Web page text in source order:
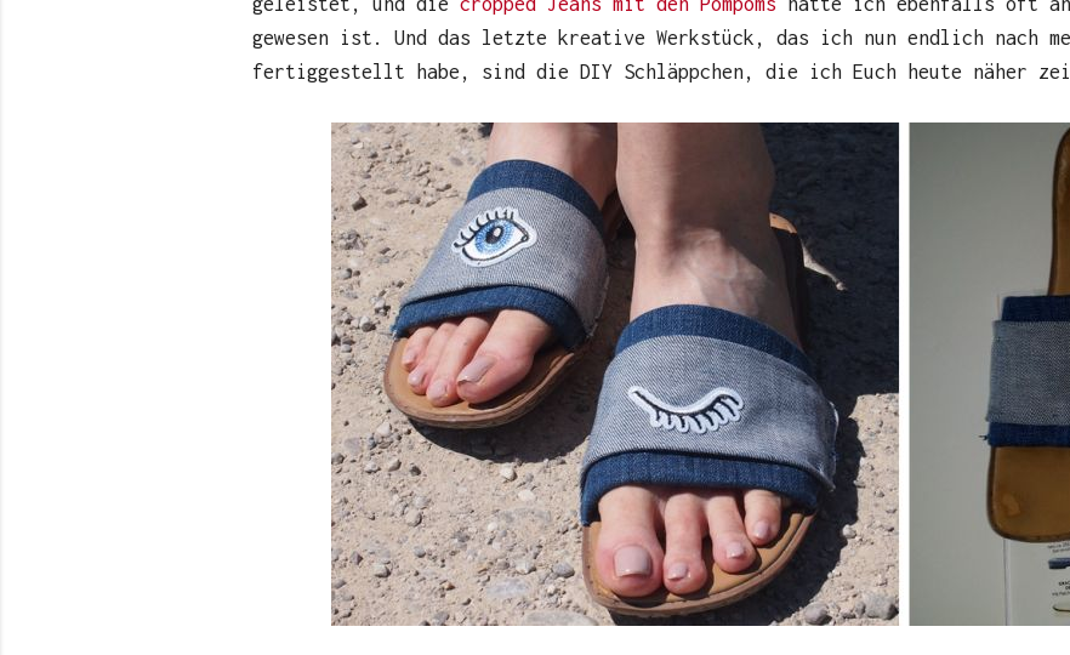
gewesen ist. Und das letzte kreative Werkstück, das ich nun endlich nach
fertiggestellt habe, sind die DIY Schläppchen, die ich Euch heute näher